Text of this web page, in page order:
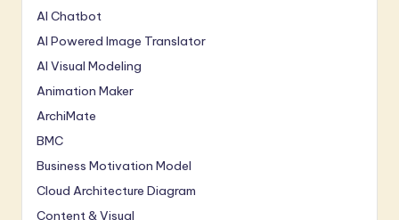
AI Chatbot
AI Powered Image Translator
AI Visual Modeling
Animation Maker
ArchiMate
BMC
Business Motivation Model
Cloud Architecture Diagram
Content & Visual